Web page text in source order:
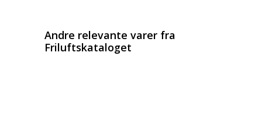
Andre relevante varer fra
Friluftskataloget